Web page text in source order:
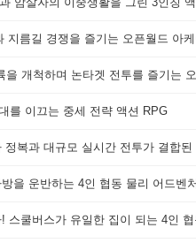
지름길 경쟁을 즐기는 오픈월드 아
을 개척하며 논타겟 전투를 즐기는
를 이끄는 중세 전략 액션 RPG
정복과 대규모 실시간 전투가 결합된
을 운반하는 4인 협동 물리 어드벤
스쿨버스가 유일한 집이 되는 4인